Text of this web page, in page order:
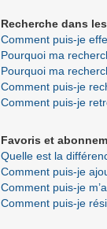
Recherche dans
Comment puis-je
Pourquoi ma
Pourquoi ma
Comment puis-je
Comment puis-je
Favoris et
Quelle est la
Comment puis-je
Comment puis-je
Comment puis-je